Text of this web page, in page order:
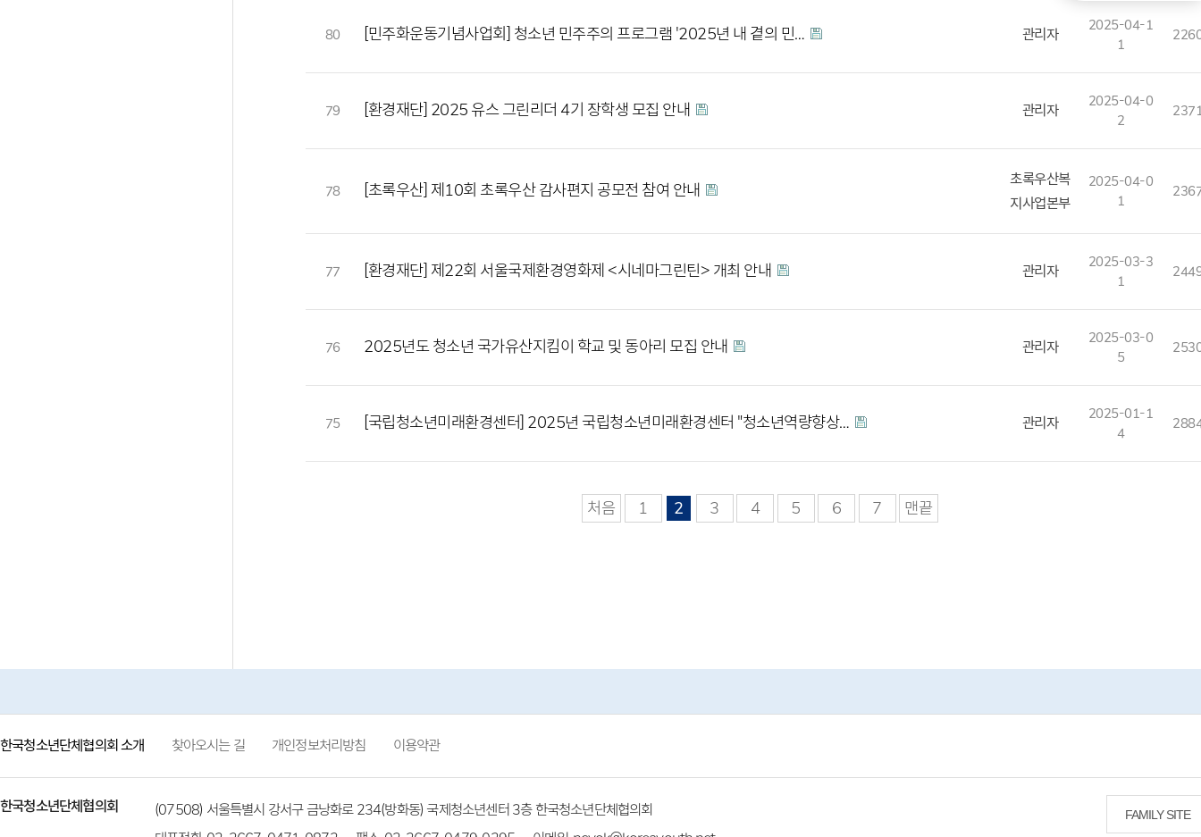
80 [민주화운동기념사업회] 청소년 민주주의 프로그램 '2025년 내 곁의 민… 관리자
2025-04-1
1
79 [환경재단] 2025 유스 그린리더 4기 장학생 모집 안내 관리자
2025-04-0
2
78 [초록우산] 제10회 초록우산 감사편지 공모전 참여 안내
초록우산복
지사업본부
2025-04-0
1
77 [환경재단] 제22회 서울국제환경영화제 <시네마그린틴> 개최 안내 관리자
2025-03-3
1
76 2025년도 청소년 국가유산지킴이 학교 및 동아리 모집 안내 관리자
2025-03-0
5
75 [국립청소년미래환경센터] 2025년 국립청소년미래환경센터 "청소년역량향상… 관리자
2025-01-1
4
처음 1 2 3 4 5 6 7 맨끝
한국청소년단체협의회 소개 찾아오시는 길 개인정보처리방침 이용약관
FAMILY SITE
한국청소년단체협의회
(07508) 서울특별시 강서구 금낭화로 234(방화동) 국제청소년센터 3층 한국청소년단체협의회